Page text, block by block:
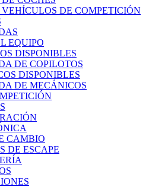
DE COMPETICIÓN
EQUIPO
DISPONIBLES
DE COPILOTOS
DISPONIBLES
DE MECÁNICOS
CAMBIO
DE ESCAPE